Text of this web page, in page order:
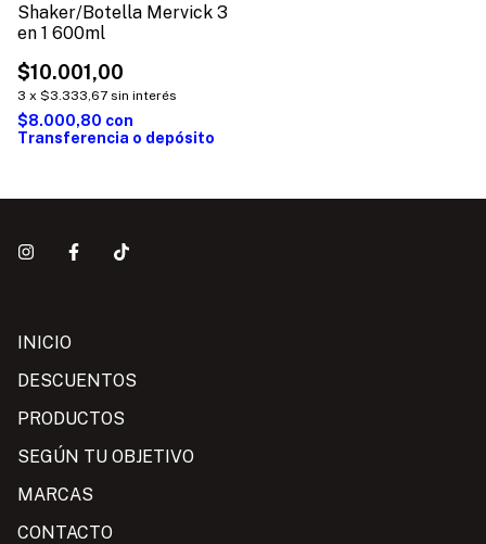
Shaker/Botella Mervick 3
en 1 600ml
$10.001,00
3 x $3.333,67 sin interés
$8.000,80 con
Transferencia o depósito
INICIO
DESCUENTOS
PRODUCTOS
SEGÚN TU OBJETIVO
MARCAS
CONTACTO